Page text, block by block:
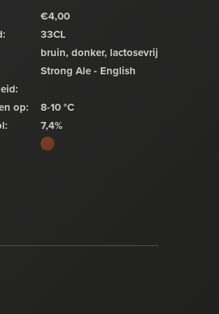
€4,00
33CL
bruin, donker, lactosevrij
Strong Ale - English
op:
8-10 °C
7,4%